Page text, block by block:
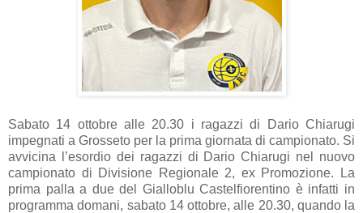
Sabato 14 ottobre alle 20.30 i ragazzi di Dario Chiarugi
impegnati a Grosseto per la prima giornata di campionato. Si
avvicina l’esordio dei ragazzi di Dario Chiarugi nel nuovo
campionato di Divisione Regionale 2, ex Promozione. La
prima palla a due del Gialloblu Castelfiorentino è infatti in
programma domani, sabato 14 ottobre, alle 20.30, quando la